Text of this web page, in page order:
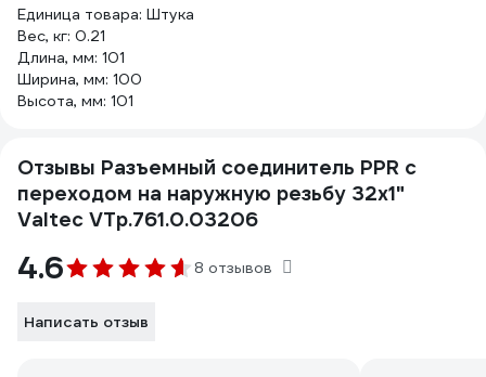
Единица товара: Штука
Вес, кг: 0.21
Длина, мм: 101
Ширина, мм: 100
Высота, мм: 101
Отзывы Разъемный соединитель PPR с
переходом на наружную резьбу 32х1"
Valtec VTp.761.0.03206
4.6 8 отзывов
Написать отзыв